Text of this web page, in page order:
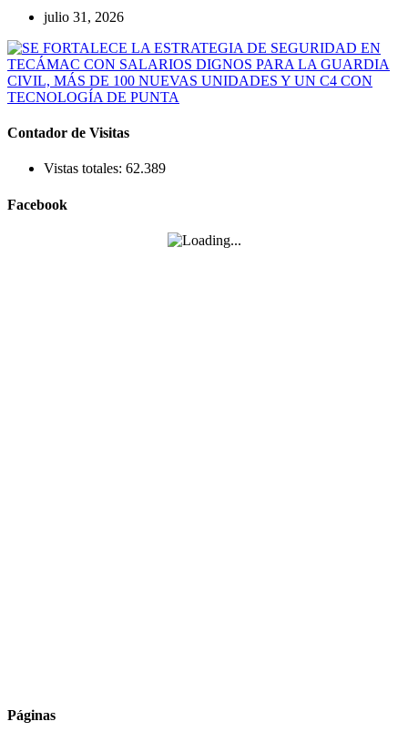
julio 31, 2026
Contador de Visitas
Vistas totales: 62.389
Facebook
Páginas